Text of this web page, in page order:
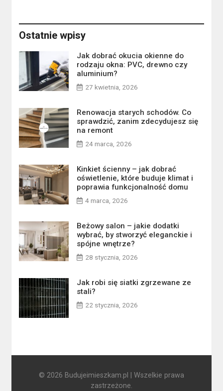
Ostatnie wpisy
Jak dobrać okucia okienne do
rodzaju okna: PVC, drewno czy
aluminium?
27 kwietnia, 2026
Renowacja starych schodów. Co
sprawdzić, zanim zdecydujesz się
na remont
24 marca, 2026
Kinkiet ścienny – jak dobrać
oświetlenie, które buduje klimat i
poprawia funkcjonalność domu
4 marca, 2026
Beżowy salon – jakie dodatki
wybrać, by stworzyć eleganckie i
spójne wnętrze?
28 stycznia, 2026
Jak robi się siatki zgrzewane ze
stali?
22 stycznia, 2026
© 2026 Budujeimieszkam.pl | Wszelkie prawa
zastrzeżone.